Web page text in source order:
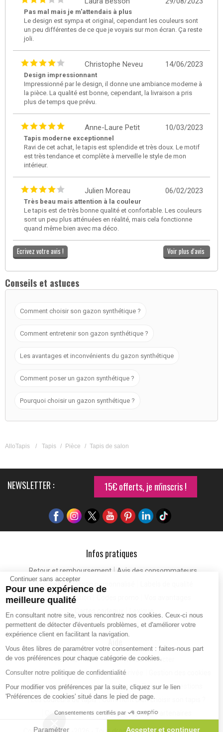
Continuer sans accepter
Pour une expérience de
meilleure qualité
En consultant notre site, vous rencontrez nos cookies. Ceux-ci nous
permettent de détecter d'éventuels problèmes, et d'améliorer votre
expérience client en facilitant la navigation.
Vous êtes libres de paramétrer votre consentement : faites-nous part
de vos préférences pour chaque catégorie de cookies.
Consulter notre politique de confidentialité
Pour modifier vos préférences par la suite, cliquez sur le lien
'Préférences de cookies' situé dans le pied de page.
Consentements certifiés par
Paramétrer Accepter et continuer
Pas mal mais je m'attendais à plus
Le design est sympa et original, cependant les couleurs sont
un peu différentes de ce que je voyais sur mon écran. Ça reste
joli.
14/06/2023
Christophe Neveu
Design impressionnant
Impressionné par le design, il donne une ambiance moderne à
la pièce. La qualité est bonne, cependant, la livraison a pris
plus de temps que prévu.
10/03/2023
Anne-Laure Petit
Tapis moderne exceptionnel
Ravi de cet achat, le tapis est splendide et très doux. Le motif
est très tendance et complète à merveille le style de mon
intérieur.
06/02/2023
Julien Moreau
Très beau mais attention à la couleur
Le tapis est de très bonne qualité et confortable. Les couleurs
sont un peu plus atténuées en réalité, mais cela fonctionne
quand même bien avec ma déco.
Ecrivez votre avis ! Voir plus d'avis
Conseils et astuces
Comment choisir son gazon synthétique ?
Comment entretenir son gazon synthétique ?
Les avantages et inconvénients du gazon synthétique
Comment poser un gazon synthétique ?
Pourquoi choisir un gazon synthétique ?
AlloTapis / Tapis / Pièce / Tapis de salon
NEWSLETTER : 15€ offerts, je m'inscris !
Infos pratiques
Retour et remboursement
Avis des consommateurs
Tapis et paillasson personnalisé
Eco-participation
Lexique
Aide
Qui sommes-nous ?
Nous contacter
Politique de protection de la vie privée
Moyens de paiements
Livraison
Foire aux questions
Les couleurs de tapis
Comment bien choisir son tapis ?
Comment entretenir votre tapis ?
Partenaires